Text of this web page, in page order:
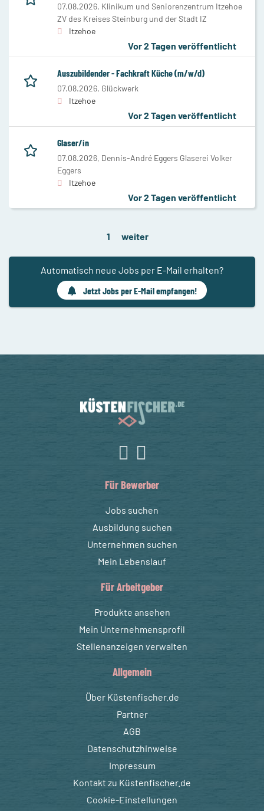
07.08.2026, Klinikum und Seniorenzentrum Itzehoe
ZV des Kreises Steinburg und der Stadt IZ
Itzehoe
Vor 2 Tagen veröffentlicht
Auszubildender - Fachkraft Küche (m/w/d)
07.08.2026, Glückwerk
Itzehoe
Vor 2 Tagen veröffentlicht
Glaser/in
07.08.2026, Dennis-André Eggers Glaserei Volker
Eggers
Itzehoe
Vor 2 Tagen veröffentlicht
1 weiter
Automatisch neue Jobs per E-Mail erhalten?
Jetzt Jobs per E-Mail empfangen!
Für Bewerber
Jobs suchen
Ausbildung suchen
Unternehmen suchen
Mein Lebenslauf
Für Arbeitgeber
Produkte ansehen
Mein Unternehmensprofil
Stellenanzeigen verwalten
Allgemein
Über Küstenfischer.de
Partner
AGB
Datenschutzhinweise
Impressum
Kontakt zu Küstenfischer.de
Cookie-Einstellungen